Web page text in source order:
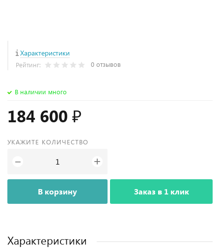
Характеристики
Рейтинг: 0 отзывов
В наличии много
184 600 ₽
УКАЖИТЕ КОЛИЧЕСТВО
− +
В корзину Заказ в 1 клик
Характеристики